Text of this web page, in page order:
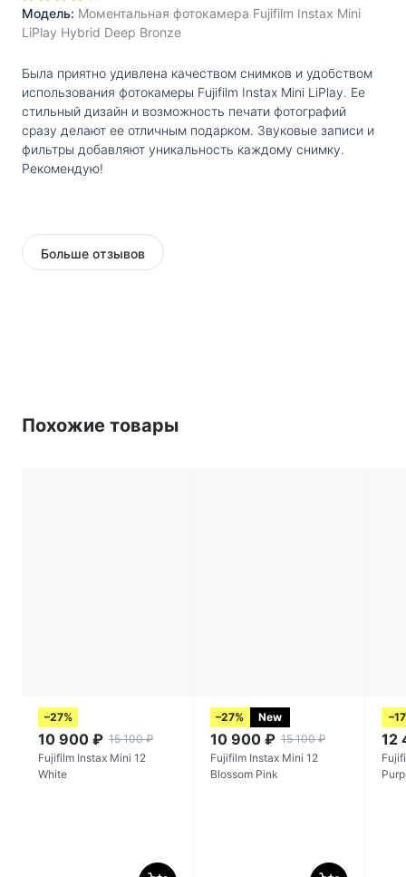
Модель: Моментальная фотокамера Fujifilm Instax Mini
LiPlay Hybrid Deep Bronze
Была приятно удивлена качеством снимков и удобством
использования фотокамеры Fujifilm Instax Mini LiPlay. Ее
стильный дизайн и возможность печати фотографий
сразу делают ее отличным подарком. Звуковые записи и
фильтры добавляют уникальность каждому снимку.
Рекомендую!
Больше отзывов
Похожие товары
–27%
10 900 ₽ 15 100 ₽
Fujifilm Instax Mini 12
White
–27% New
10 900 ₽ 15 100 ₽
Fujifilm Instax Mini 12
Blossom Pink
12